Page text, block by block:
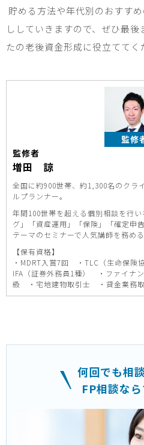
貯める方法や年代別のおすす
ししていきますので、ぜひ最
たの老後資金形成に役立ててく
監修
監修者
増田 諒
全国に約900世帯、約1,300名のクラ
ルプランナー。
年間100世帯を超える個別相談を行
グ」「資産運用」「保険」「確定申
テーマのセミナーで人気講師を務める
【保有資格】
・MDRT入賞7回 ・TLC（生命保
IFA（証券外務員1種） ・ファイナ
級 ・宅地建物取引士 ・貸金業務
何回でも相
FP相談な